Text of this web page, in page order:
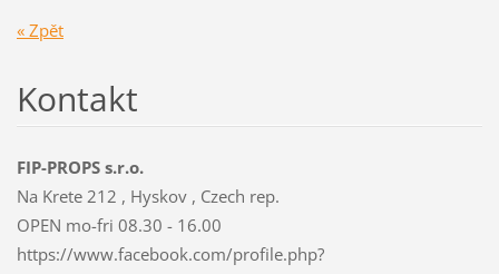
« Zpět
Kontakt
FIP-PROPS s.r.o.
Na Krete 212 , Hyskov , Czech rep.
OPEN mo-fri 08.30 - 16.00
https://www.facebook.com/profile.php?